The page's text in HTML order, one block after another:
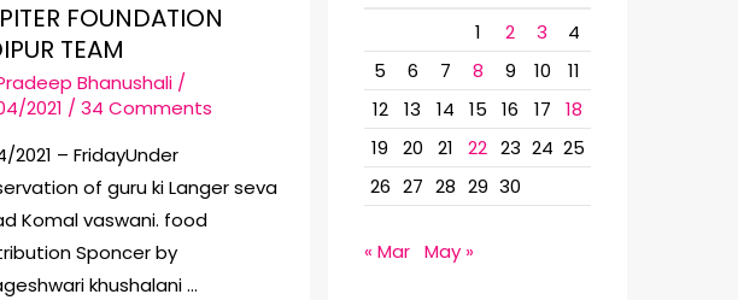
FOUNDATION
TEAM
Bhanushali /
2021 /34 Comments
2021 – FridayUnder
of guru ki Langer seva
Komal vaswani. food
Sponcer by
khushalani …
1
2 3
4
5
6 7 8 9 10
11
12
13 14 15 16 17
18
19
20 21 22 23 24 25
26 27 28 29 30
« Mar May »